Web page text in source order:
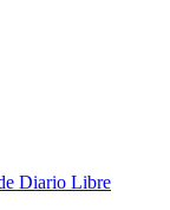
Diario Libre